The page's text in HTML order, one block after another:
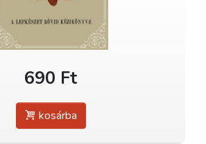
690 Ft
kosárba